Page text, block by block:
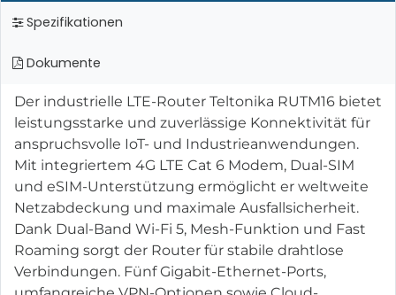
Spezifikationen
Dokumente
Der industrielle LTE-Router Teltonika RUTM16 bietet
leistungsstarke und zuverlässige Konnektivität für
anspruchsvolle IoT- und Industrieanwendungen.
Mit integriertem 4G LTE Cat 6 Modem, Dual-SIM
und eSIM-Unterstützung ermöglicht er weltweite
Netzabdeckung und maximale Ausfallsicherheit.
Dank Dual-Band Wi-Fi 5, Mesh-Funktion und Fast
Roaming sorgt der Router für stabile drahtlose
Verbindungen. Fünf Gigabit-Ethernet-Ports,